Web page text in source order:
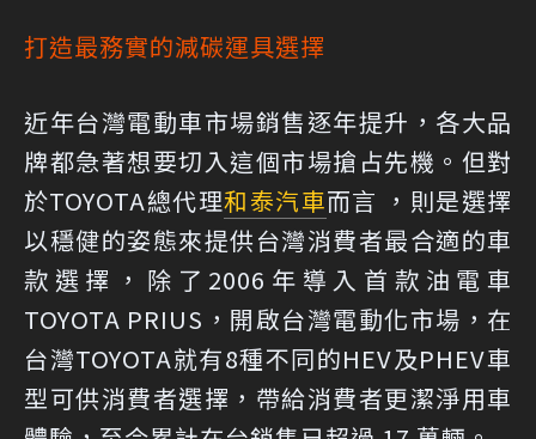
打造最務實的減碳運具選擇
近年台灣電動車市場銷售逐年提升，各大品
牌都急著想要切入這個市場搶占先機。但對
於TOYOTA總代理和泰汽車而言 ，則是選擇
以穩健的姿態來提供台灣消費者最合適的車
款選擇，除了2006年導入首款油電車
TOYOTA PRIUS，開啟台灣電動化市場，在
台灣TOYOTA就有8種不同的HEV及PHEV車
型可供消費者選擇，帶給消費者更潔淨用車